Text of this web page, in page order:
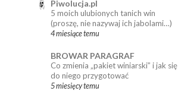
Piwolucja.pl
5 moich ulubionych tanich win
(proszę, nie nazywaj ich jabolami…)
4 miesiące temu
BROWAR PARAGRAF
Co zmienia „pakiet winiarski” i jak się
do niego przygotować
5 miesięcy temu